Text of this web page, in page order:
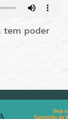
tem poder